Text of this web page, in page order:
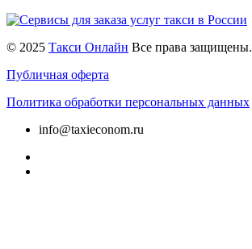
© 2025 Такси Онлайн Все права защищены.
Публичная оферта
Политика обработки персональных данных
info@taxieconom.ru